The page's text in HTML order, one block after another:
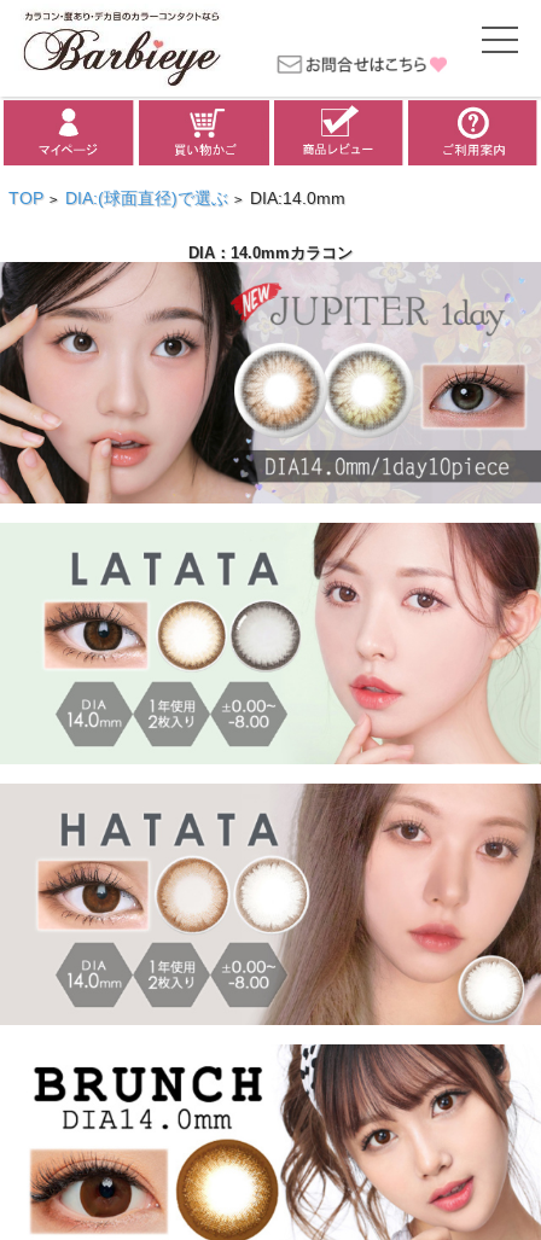
TOP > DIA:(球面直径)で選ぶ > DIA:14.0mm
DIA：14.0mmカラコン